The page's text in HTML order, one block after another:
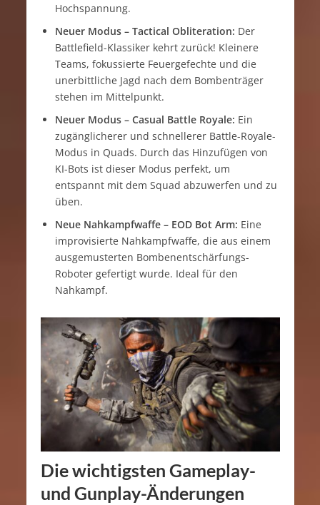
Hochspannung.
Neuer Modus – Tactical Obliteration: Der
Battlefield-Klassiker kehrt zurück! Kleinere
Teams, fokussierte Feuergefechte und die
unerbittliche Jagd nach dem Bombenträger
stehen im Mittelpunkt.
Neuer Modus – Casual Battle Royale: Ein
zugänglicherer und schnellerer Battle-Royale-
Modus in Quads. Durch das Hinzufügen von
KI-Bots ist dieser Modus perfekt, um
entspannt mit dem Squad abzuwerfen und zu
üben.
Neue Nahkampfwaffe – EOD Bot Arm: Eine
improvisierte Nahkampfwaffe, die aus einem
ausgemusterten Bombenentschärfungs-
Roboter gefertigt wurde. Ideal für den
Nahkampf.
Die wichtigsten Gameplay-
und Gunplay-Änderungen